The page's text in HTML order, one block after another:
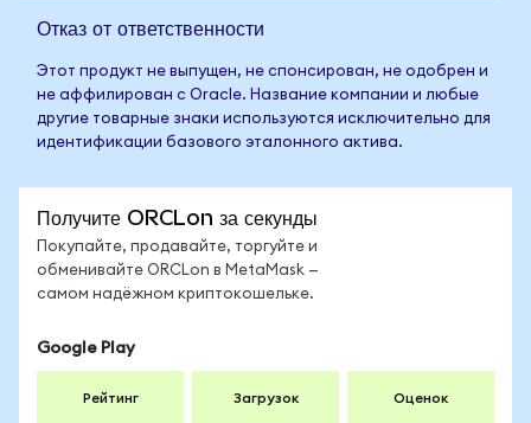
Отказ от ответственности
Этот продукт не выпущен, не спонсирован, не одобрен и
не аффилирован с Oracle. Название компании и любые
другие товарные знаки используются исключительно для
идентификации базового эталонного актива.
Получите ORCLon за секунды
Покупайте, продавайте, торгуйте и
обменивайте ORCLon в MetaMask —
самом надёжном криптокошельке.
Google Play
Рейтинг Загрузок Оценок